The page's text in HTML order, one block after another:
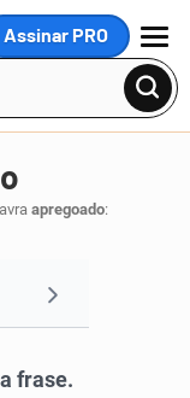
Assinar PRO
MENU
apregoado: